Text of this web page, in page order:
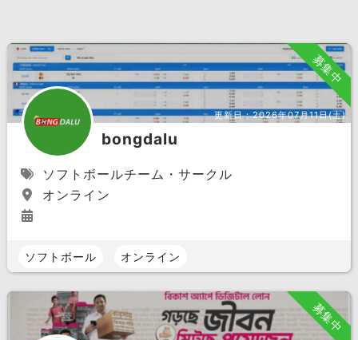
募集中
更新日：2026年07月11日(土)
bongdalu
ソフトボールチーム・サークル
オンライン
ソフトボール オンライン
募集中